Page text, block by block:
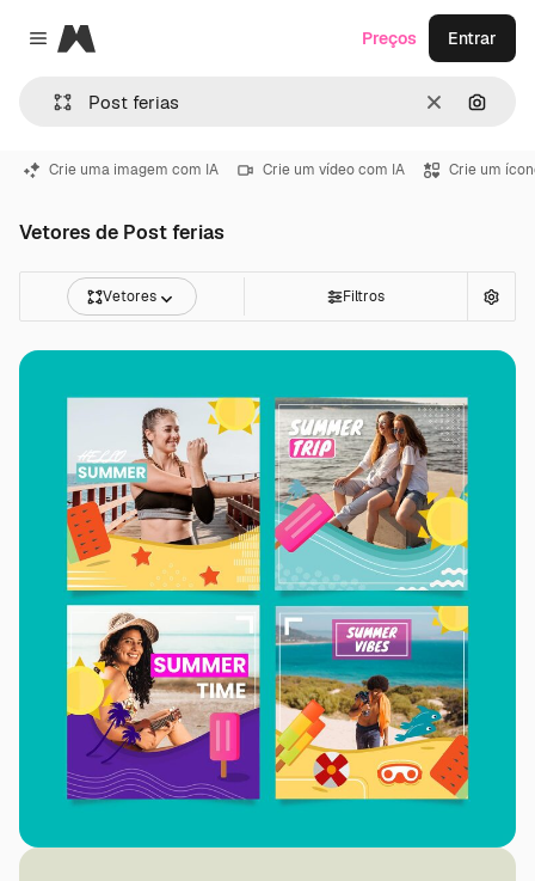
Close menu
Magnific
Limpar
Preços Entrar
Crie uma imagem com IA Crie um vídeo com IA Crie um
Vetores de Post ferias
Vetores Filtros